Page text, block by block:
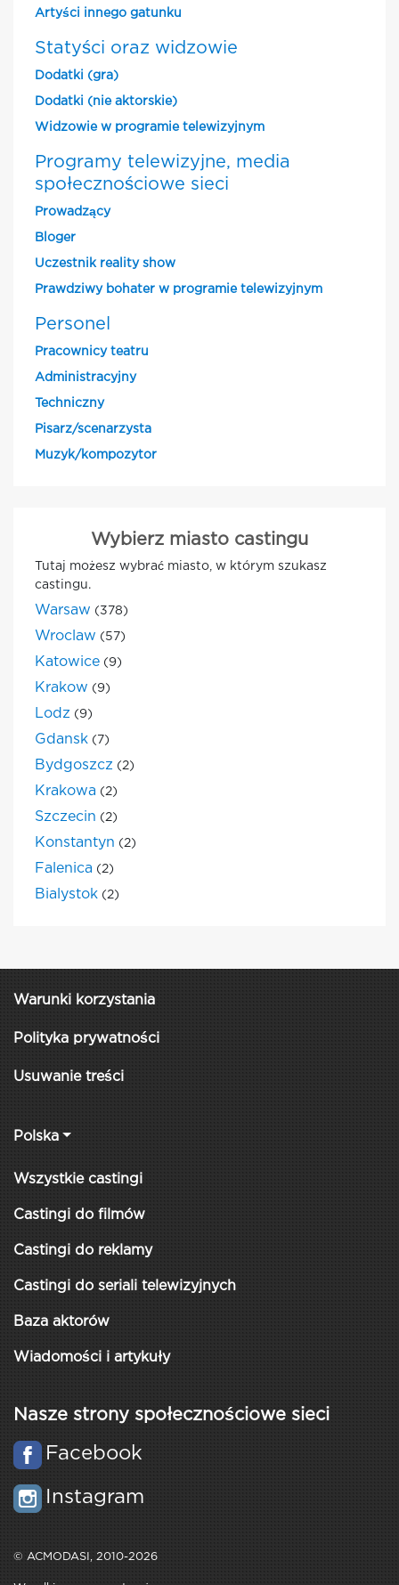
Artyści innego gatunku
Statyści oraz widzowie
Dodatki (gra)
Dodatki (nie aktorskie)
Widzowie w programie telewizyjnym
Programy telewizyjne, media
społecznościowe sieci
Prowadzący
Bloger
Uczestnik reality show
Prawdziwy bohater w programie telewizyjnym
Personel
Pracownicy teatru
Administracyjny
Techniczny
Pisarz/scenarzysta
Muzyk/kompozytor
Wybierz miasto castingu
Tutaj możesz wybrać miasto, w którym szukasz
castingu.
Warsaw (378)
Wroclaw (57)
Katowice (9)
Krakow (9)
Lodz (9)
Gdansk (7)
Bydgoszcz (2)
Krakowa (2)
Szczecin (2)
Konstantyn (2)
Falenica (2)
Bialystok (2)
Warunki korzystania
Polityka prywatności
Usuwanie treści
Polska
Wszystkie castingi
Castingi do filmów
Castingi do reklamy
Castingi do seriali telewizyjnych
Baza aktorów
Wiadomości i artykuły
Nasze strony społecznościowe sieci
Facebook
Instagram
© ACMODASI, 2010-2026